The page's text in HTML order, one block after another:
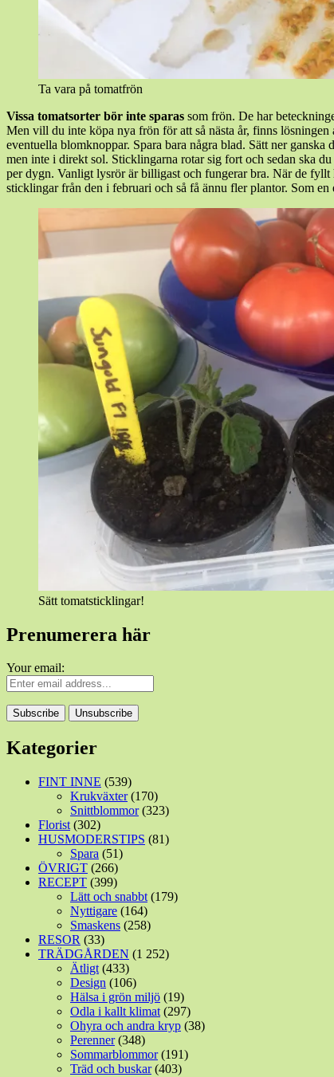
Ta vara på tomatfrön
Vissa tomatsorter bör inte sparas som frön. De har
Men vill du inte köpa nya frön för att så nästa år, finns
eventuella blomknoppar. Spara bara några blad. Sätt ner
men inte i direkt sol. Sticklingarna rotar sig fort och sedan ska
per dygn. Vanligt lysrör är billigast och fungerar bra. När de fyllt
sticklingar från den i februari och så få ännu fler plantor. Som en
Sätt tomatsticklingar!
Prenumerera här
Your email:
Kategorier
FINT INNE (539)
Krukväxter(170)
Snittblommor(323)
Florist (302)
HUSMODERSTIPS (81)
Spara (51)
ÖVRIGT (266)
RECEPT (399)
Lätt och snabbt (179)
Nyttigare (164)
Smaskens (258)
RESOR (33)
TRÄDGÅRDEN (1 252)
Ätligt (433)
Design (106)
Hälsa i grön miljö (19)
Odla i kallt klimat (297)
Ohyra och andra kryp (38)
Perenner(348)
Sommarblommor(191)
Träd och buskar(403)